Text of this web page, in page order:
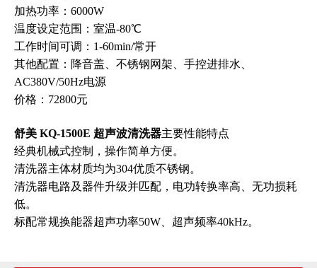
加热功率：6000W
温度设定范围：室温-80℃
工作时间可调：1-60min/常开
其他配置：降音盖、不锈钢网架、手控进排水、
AC380V/50Hz电源
价格：72800元
舒美 KQ-1500E 超声波清洗器主要性能特点
经典机械式控制，操作简单方便。
清洗器主体材质均为304优质不锈钢。
清洗器电路及器件升级并匹配，电功转换率高、无功损耗
低。
标配常规换能器超声功率50W、超声频率40kHz。